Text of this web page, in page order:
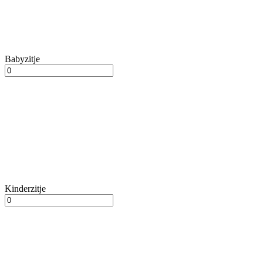
Babyzitje
Kinderzitje